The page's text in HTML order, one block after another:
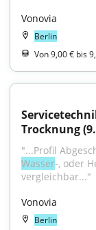
Vonovia
Berlin
Von 9,00 € bis
Trocknung
"...Profil
Wasser-, oder
vergleichbar..."
Vonovia
Berlin